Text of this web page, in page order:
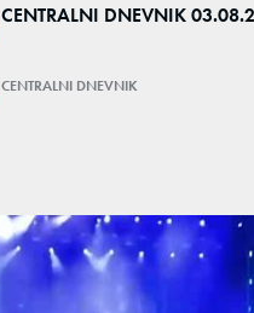
CENTRALNI DNEVNIK
CENTRALNI DNEVNIK